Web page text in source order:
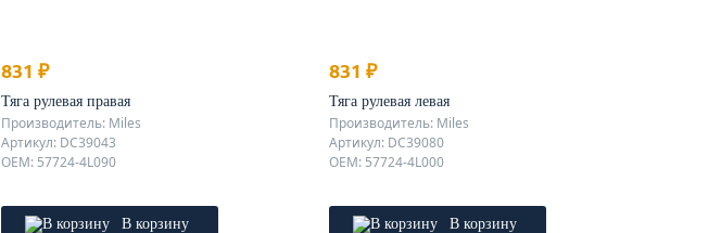
831 ₽
Тяга рулевая правая
Производитель: Miles
Артикул: DC39043
OEM: 57724-4L090
В корзину
831 ₽
Тяга рулевая левая
Производитель: Miles
Артикул: DC39080
OEM: 57724-4L000
В корзину